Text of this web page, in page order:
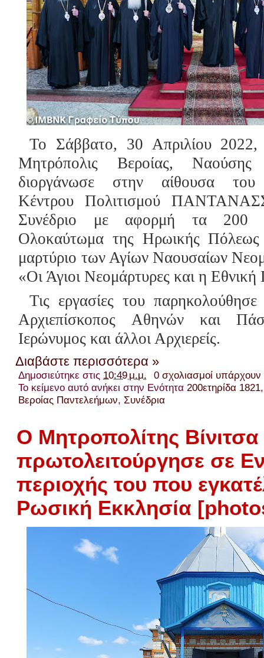
Το Σάββατο, 30 Απριλίου
Μητρόπολις Βεροίας,
διοργάνωσε στην αίθουσα του
Κέντρου Πολιτισμού
Συνέδριο με αφορμή τα 200
Ολοκαύτωμα της Ηρωικής
μαρτύριο των Αγίων Ναουσαίων
«Οι Άγιοι Νεομάρτυρες και η Εθνική
Τις εργασίες του
Αρχιεπίσκοπος Αθηνών και
Ιερώνυμος και άλλοι Αρχιερείς.
Διαβάστε περισσότερα »
Δημοσιεύτηκε στις 10:49 μ.μ.
0 σχολιασμοί
Το κείμενο αυτό ανήκει στην Ενότητα 200ετηρίδα 1821
Βεροίας Παντελεήμων, Συνέδρια
Ο Μητροπολίτης Βίνιτσα
πρωτολειτούργησε σε
περιοχής του που
Ρωσική Εκκλησία